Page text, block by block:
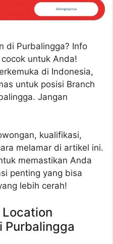
di Purbalingga? Info
untuk Anda!
di Indonesia,
untuk posisi Branch
Jangan
kualifikasi,
melamar di artikel ini.
memastikan Anda
penting yang bisa
lebih cerah!
Purbalingga